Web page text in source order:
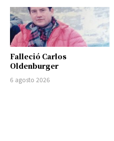
Falleció Carlos
Oldenburger
6 agosto 2026